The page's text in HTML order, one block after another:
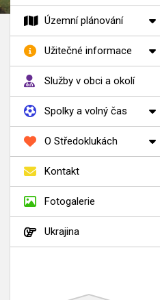
Územní plánování
Užitečné informace
Služby v obci a okolí
Spolky a volný čas
O Středoklukách
Kontakt
Fotogalerie
Ukrajina